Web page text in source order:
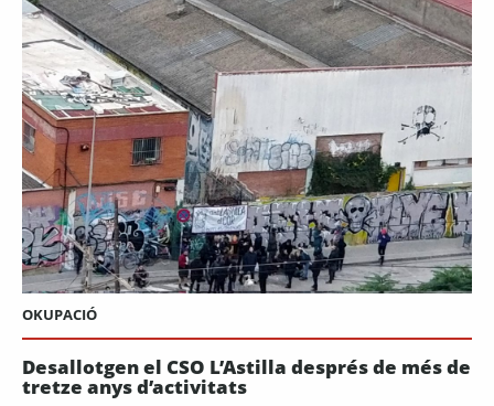
OKUPACIÓ
Desallotgen el CSO L’Astilla després de més de
tretze anys d’activitats